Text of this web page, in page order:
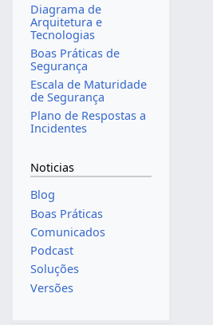
Diagrama de
Arquitetura e
Tecnologias
Boas Práticas de
Segurança
Escala de Maturidade
de Segurança
Plano de Respostas a
Incidentes
Noticias
Blog
Boas Práticas
Comunicados
Podcast
Soluções
Versões